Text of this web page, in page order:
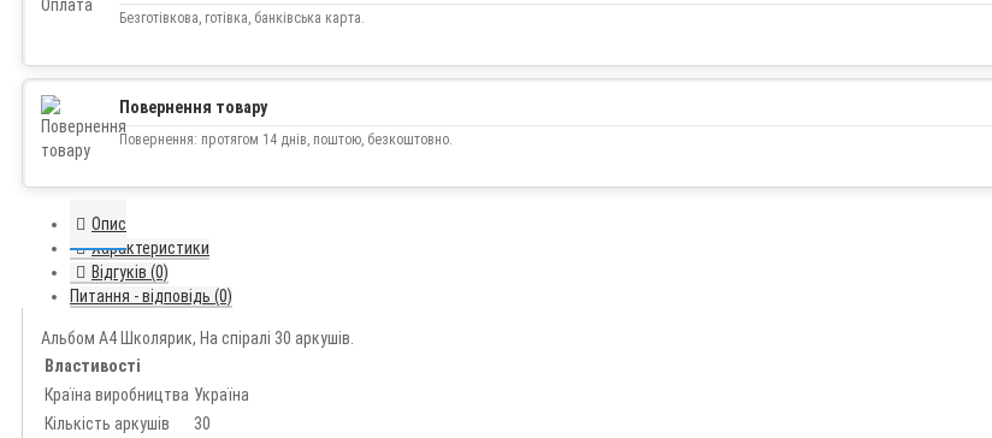
Безготівкова, готівка, банківська карта.
Повернення товару
Повернення: протягом 14 днів, поштою, безкоштовно.
Опис
Характеристики
Відгуків (0)
Питання - відповідь (0)
Альбом А4 Школярик, На спіралі 30 аркушів.
Властивості
Країна виробництва Україна
Кількість аркушів
30